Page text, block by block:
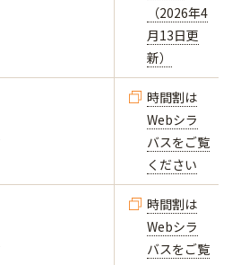
（2026年4
月13日更
新）
時間割は
Webシラ
バスをご覧
ください
時間割は
Webシラ
バスをご覧